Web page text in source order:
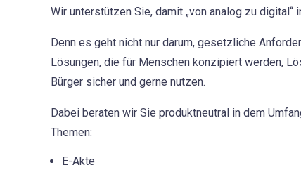
Wir unterstützen Sie, damit „von analog zu
Denn es geht nicht nur darum, gesetzliche
Lösungen, die für Menschen konzipiert werden,
Bürger sicher und gerne nutzen.
Dabei beraten wir Sie produktneutral in dem
Themen:
E-Akte